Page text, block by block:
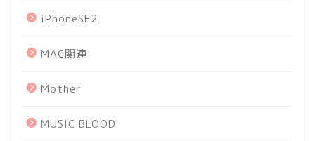
iPhoneSE2
MAC関連
Mother
MUSIC BLOOD